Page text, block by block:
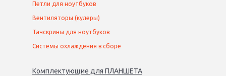
Петли для ноутбуков
Вентиляторы (кулеры)
Тачскрины для ноутбуков
Системы охлаждения в сборе
Комплектующие для ПЛАНШЕТА